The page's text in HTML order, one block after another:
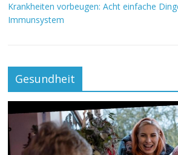
Krankheiten vorbeugen: Acht einfache
Immunsystem
Gesundheit